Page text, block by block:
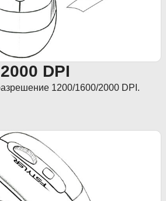
2000 DPI
1200/1600/2000 DPI.